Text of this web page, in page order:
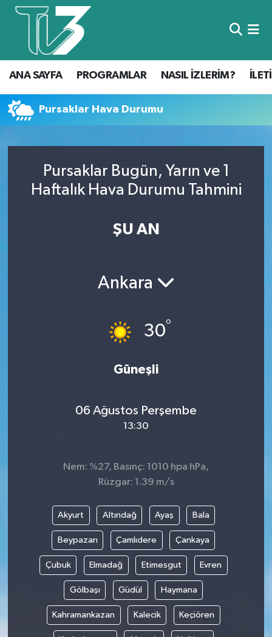
ANA SAYFA PROGRAMLAR NASIL İZLERİM?
Pursaklar Hava Durumu
Pursaklar Bugün, Yarın ve 1
Haftalık Hava Durumu Tahmini
ŞU AN
Ankara
30°
Güneşli
06 Ağustos Perşembe
13:30
Nem: %27, Basınç: 1010 hpa hPa,
Rüzgar: 1.39 m/s
Akyurt Altındağ Ayaş Bala
Beypazarı Çamlıdere Çankaya
Çubuk Elmadağ Etimesgut Evren
Gölbaşı Güdül Haymana
Kahramankazan Kalecik Keçiören
Foto Galeri
Canlı Yayın
ANA SAYFA
PROGRAMLAR
NASIL İZLERİM?
KÜNYE